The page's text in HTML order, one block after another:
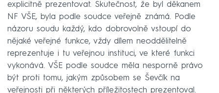
explicitně prezentovat. Skutečnost, že byl děkanem
NF VŠE, byla podle soudce veřejně známá. Podle
názoru soudu každý, kdo dobrovolně vstoupí do
nějaké veřejné funkce, vždy dílem neoddělitelně
reprezentuje i tu veřejnou instituci, ve které funkci
vykonává. VŠE podle soudce měla nesporně právo
být proti tomu, jakým způsobem se Ševčík na
veřejnosti při některých příležitostech prezentoval.